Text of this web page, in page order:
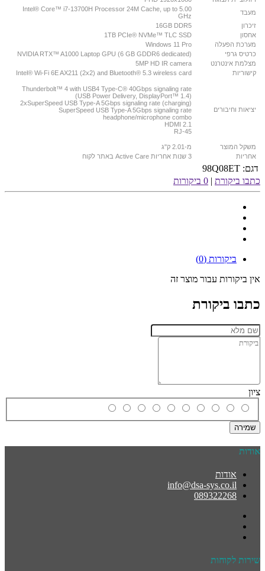
מעבד
Intel® Core™ i7-13700H Processor 24M Cache, up to 5.00
GHz
זיכרון
16GB DDR5
אחסון
1TB PCIe® NVMe™ TLC SSD
מערכת הפעלה
Windows 11 Pro
כרטיס גרפי
NVIDIA RTX™ A1000 Laptop GPU (6 GB GDDR6 dedicated)
מצלמת אינטרנט
5MP HD IR camera
קישוריות
Intel® Wi-Fi 6E AX211 (2x2) and Bluetooth® 5.3 wireless card
יציאות וחיבורים
Thunderbolt™ 4 with USB4 Type-C® 40Gbps signaling rate
(USB Power Delivery, DisplayPort™ 1.4)
2xSuperSpeed USB Type-A 5Gbps signaling rate (charging)
SuperSpeed USB Type-A 5Gbps signaling rate
headphone/microphone combo
HDMI 2.1
RJ-45
משקל המוצר
מ-2.01 ק"ג
אחריות
3 שנות אחריות Active Care באתר לקוח
דגם: 98Q08ET
כתבו ביקורת | 0 ביקורות
ביקורות (0)
אין ביקורות עבור מוצר זה
כתבו ביקורת
ציון
שמירה
אודות
אודות
info@dsa-sys.co.il
089322268
שירות לקוחות